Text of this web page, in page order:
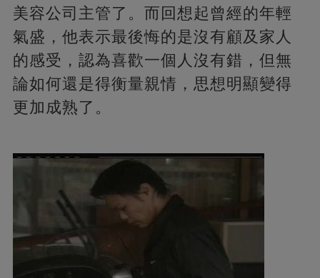
美容公司主管了。而回想起曾經的年輕
氣盛，他表示最後悔的是沒有顧及家人
的感受，認為喜歡一個人沒有錯，但無
論如何還是得衡量親情，思想明顯變得
更加成熟了。